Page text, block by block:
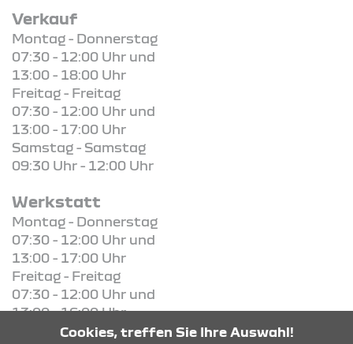
Verkauf
Montag - Donnerstag
07:30 - 12:00 Uhr und
13:00 - 18:00 Uhr
Freitag - Freitag
07:30 - 12:00 Uhr und
13:00 - 17:00 Uhr
Samstag - Samstag
09:30 Uhr - 12:00 Uhr
Werkstatt
Montag - Donnerstag
07:30 - 12:00 Uhr und
13:00 - 17:00 Uhr
Freitag - Freitag
07:30 - 12:00 Uhr und
13:00 - 16:00 Uhr
Cookies, treffen Sie Ihre Auswahl!